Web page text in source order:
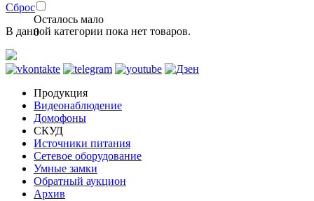
Осталось мало
0
Сброс
В данной категории пока нет товаров.
Продукция
Видеонаблюдение
Домофоны
СКУД
Источники питания
Сетевое оборудование
Умные замки
Обратный аукцион
Архив